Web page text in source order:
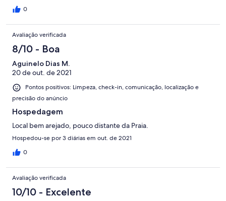
0
Avaliação verificada
8/10 - Boa
Aguinelo Dias M.
20 de out. de 2021
Pontos positivos: Limpeza, check-in, comunicação, localização e
precisão do anúncio
Hospedagem
Local bem arejado, pouco distante da Praia.
Hospedou-se por 3 diárias em out. de 2021
0
Avaliação verificada
10/10 - Excelente